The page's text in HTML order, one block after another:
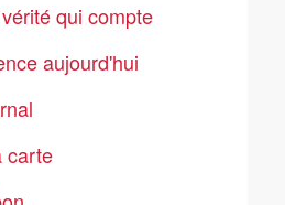
qui compte
aujourd'hui
carte